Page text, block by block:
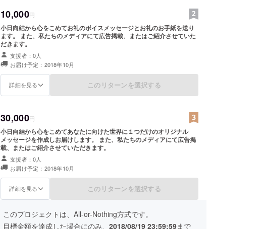
10,000円
小日向結から心をこめてお礼のボイスメッセージとお礼のお手紙を送り
ます。 また、私たちのメディアにて広告掲載、またはご紹介させていた
だきます。
支援者：0人
お届け予定：2018年10月
詳細を見る このリターンを選択する
30,000円
小日向結から心をこめてあなたに向けた世界に１つだけのオリジナル
メッセージを作成しお届けします。 また、私たちのメディアにて広告掲
載、またはご紹介させていただきます。
支援者：0人
お届け予定：2018年10月
詳細を見る このリターンを選択する
このプロジェクトは、All-or-Nothing方式です。
目標金額を達成した場合にのみ、 2018/08/19 23:59:59まで